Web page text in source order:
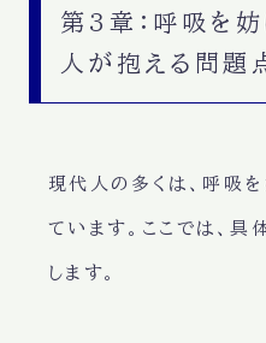
第3章：呼吸を
人が抱える問題
現代人の多くは、 呼吸
ています。ここでは、
します。